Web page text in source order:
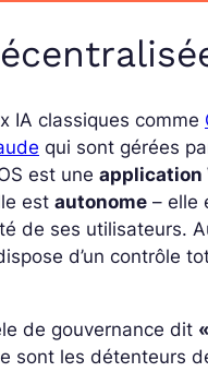
IA classiques comme
qui sont gérées
est une application
est autonome – elle
de ses utilisateurs.
d’un contrôle
de gouvernance dit «
sont les détenteurs